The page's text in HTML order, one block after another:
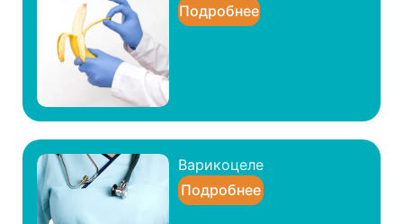
Подробнее
Варикоцеле
Подробнее